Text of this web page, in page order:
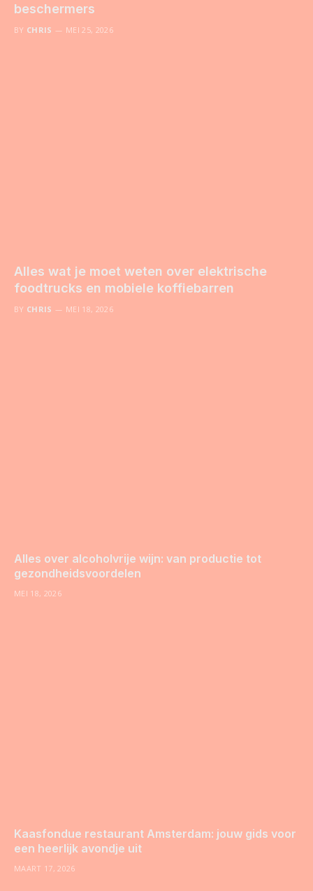
beschermers
BY CHRIS MEI 25, 2026
Alles wat je moet weten over elektrische
foodtrucks en mobiele koffiebarren
BY CHRIS MEI 18, 2026
Alles over alcoholvrije wijn: van productie tot
gezondheidsvoordelen
MEI 18, 2026
Kaasfondue restaurant Amsterdam: jouw gids voor
een heerlijk avondje uit
MAART 17, 2026